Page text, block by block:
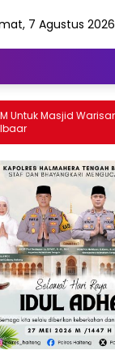
7 Agustus 2026
Warisan